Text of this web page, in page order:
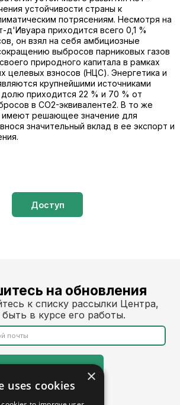
устойчивости страны к
потрясениям. Несмотря на
д'Ивуара приходится всего 0,1 %
он взял на себя амбициозные
выбросов парниковых газов
природного капитала в рамках
целевых взносов (НЦС). Энергетика и
крупнейшими источниками
приходится 22 % и 70 % от
в CO2-эквиваленте2. В то же
имеют решающее значение для
значительный вклад в ее экспорт и
Доступ
на обновления
к списку рассылки Центра,
в курсе его работы.
×
uses cookies